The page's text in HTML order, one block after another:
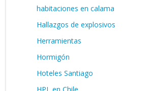
habitaciones en calama
Hallazgos de explosivos
Herramientas
Hormigón
Hoteles Santiago